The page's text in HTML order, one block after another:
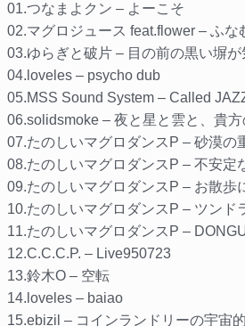
01.つなまよクン – よーこそ
02.マグロジュース feat.flower – ふな
03.ゆらぎと破片 – 目の前の黒い塀
04.loveles – psycho dub
05.MSS Sound System – Called
06.solidsmoke – 夜と星と雲と、貴
07.たのしいマグロダンスP – 砂漠の
08.たのしいマグロダンスP – 不安定
09.たのしいマグロダンスP – お散歩
10.たのしいマグロダンスP – ツンド
11.たのしいマグロダンスP –
12.C.C.C.P. – Live950723
13.鈴木O – 空転
14.loveles – baiao
15.ebizil – コインランドリーの宇宙